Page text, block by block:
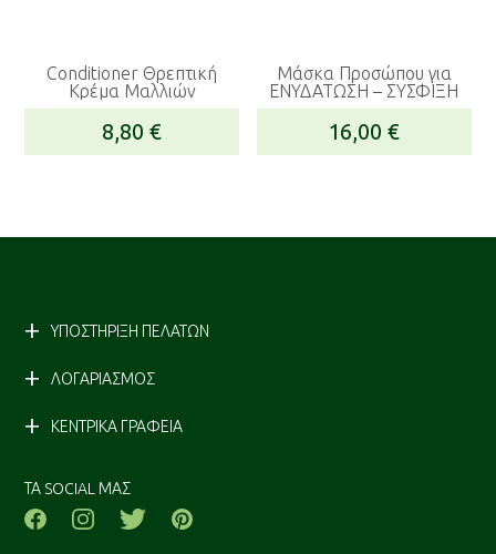
17,00 €.
Conditioner Θρεπτική
Κρέμα Μαλλιών
8,80€
Μάσκα Προσώπου για
ΕΝΥΔΑΤΩΣΗ – ΣYΣΦIΞΗ
16,00€
ΥΠΟΣΤΗΡΙΞΗ ΠΕΛΑΤΩΝ
ΛΟΓΑΡΙΑΣΜΟΣ
ΚΕΝΤΡΙΚΑ ΓΡΑΦΕΙΑ
ΤΑ SOCIAL ΜΑΣ